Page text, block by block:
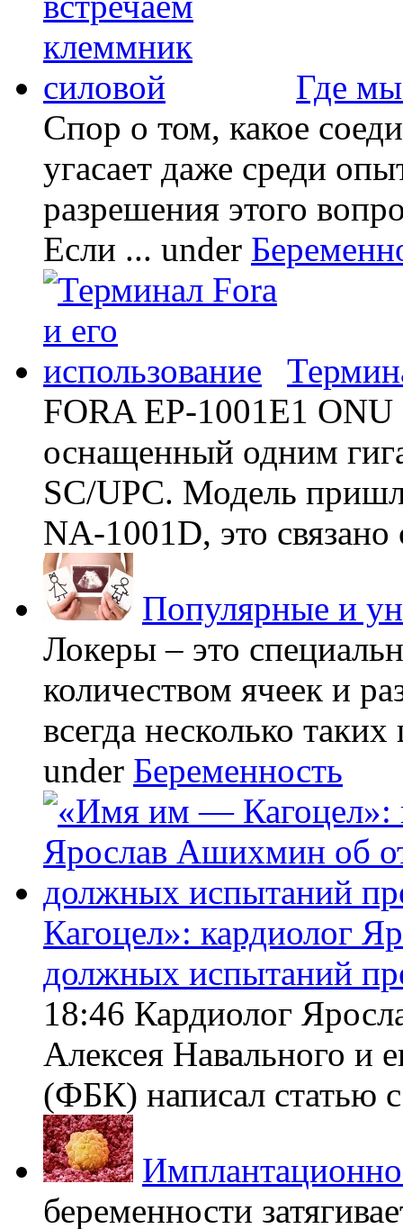
Где
Спор о том, какое
угасает даже среди
разрешения этого
Если ... under
FORA EP-1001E1 ONU
оснащенный одним
SC/UPC. Модель
NA-1001D, это связано
Популярные и
Локеры – это
количеством ячеек и
всегда несколько
under Беременность
Кагоцел»: кардиолог
должных испытаний
18:46 Кардиолог
Алексея Навального и
(ФБК) написал статью
беременности